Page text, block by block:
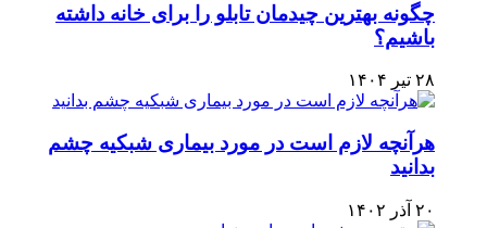
چگونه بهترین چیدمان تابلو را برای خانه داشته
باشیم؟
۲۸ تیر ۱۴۰۴
هرآنچه لازم است در مورد بیماری شبکیه چشم
بدانید
۲۰ آذر ۱۴۰۲